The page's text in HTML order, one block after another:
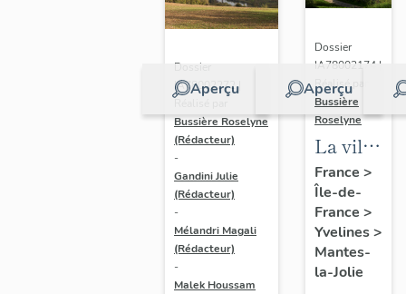
Aperçu
Dossier
IA78002272 |
Bussière Roselyne
(Rédacteur)
-
Gandini Julie
(Rédacteur)
-
Mélandri Magali
(Rédacteur)
-
Malek Houssam
Aperçu
Dossier
IA78002174 |
Réalisé par
Bussière
Roselyne
La ville
de
Mantes-
la-Jolie
France >
Île-de-
France >
Yvelines>
Mantes-
la-Jolie